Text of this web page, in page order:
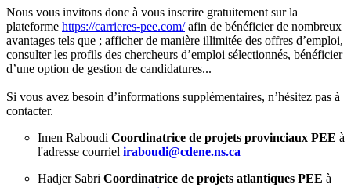
Nous vous invitons donc à vous inscrire gratuitement sur la
plateforme https://carrieres-pee.com/afin de bénéficier de nombreux
avantages tels que ; afficher de manière illimitée des offres d’emploi,
consulter les profils des chercheurs d’emploi sélectionnés, bénéficier
d’une option de gestion de candidatures...
Si vous avez besoin d’informations supplémentaires, n’hésitez pas à
contacter.
Imen Raboudi Coordinatrice de projets provinciaux PEE à
l'adresse courriel iraboudi@cdene.ns.ca
Hadjer Sabri Coordinatrice de projets atlantiques PEE à